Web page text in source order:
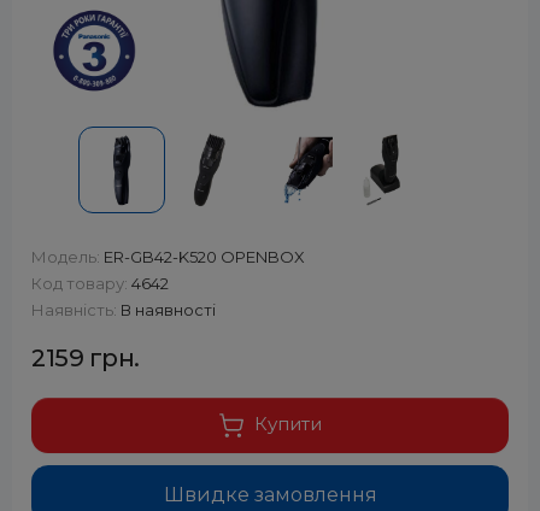
Модель: ER-GB42-K520 OPENBOX
Код товару: 4642
Наявність: В наявності
2159 грн.
Швидке замовлення
Купити